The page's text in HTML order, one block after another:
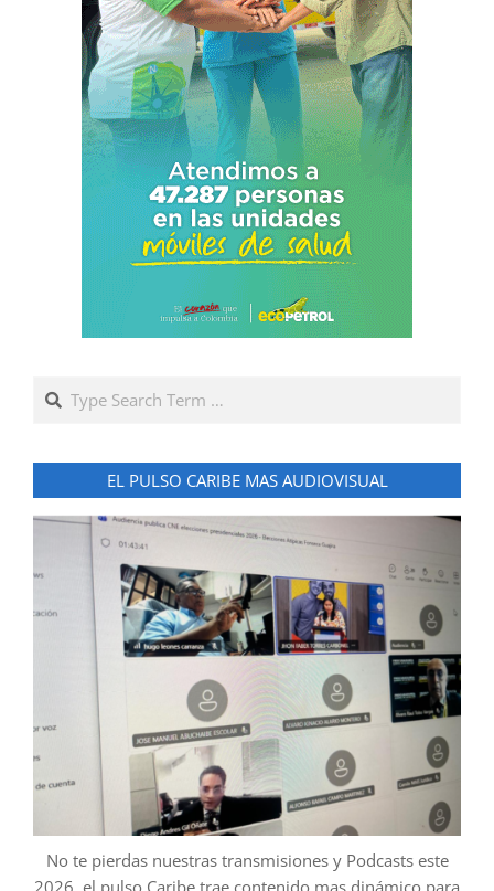
Search
EL PULSO CARIBE MAS AUDIOVISUAL
No te pierdas nuestras transmisiones y Podcasts este
2026, el pulso Caribe trae contenido mas dinámico para